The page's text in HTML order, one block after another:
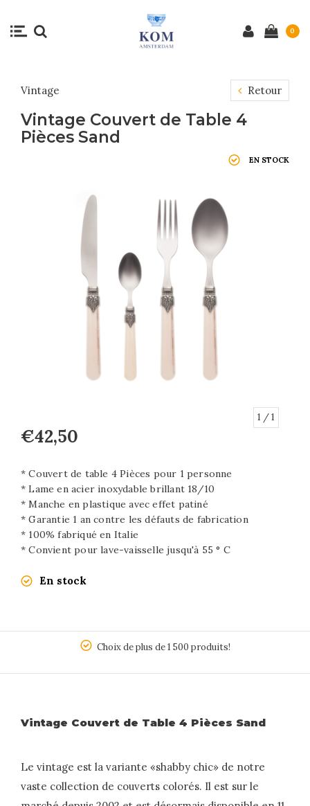
0
Vintage Retour
Vintage Couvert de Table 4
Pièces Sand
EN STOCK
1 / 1
€42,50
* Couvert de table 4 Pièces pour 1 personne
* Lame en acier inoxydable brillant 18/10
* Manche en plastique avec effet patiné
* Garantie 1 an contre les défauts de fabrication
* 100% fabriqué en Italie
* Convient pour lave-vaisselle jusqu'à 55 ° C
En stock
Choix de plus de 1 500 produits!
Vintage Couvert de Table 4 Pièces Sand
Le vintage est la variante «shabby chic» de notre
vaste collection de couverts colorés. Il est sur le